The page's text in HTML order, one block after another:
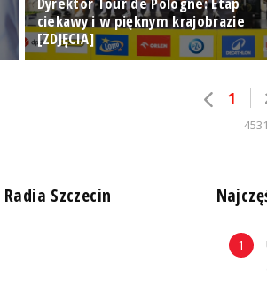
ciekawy i w pięknym krajobrazie
[ZDJĘCIA]
1
Szczecin